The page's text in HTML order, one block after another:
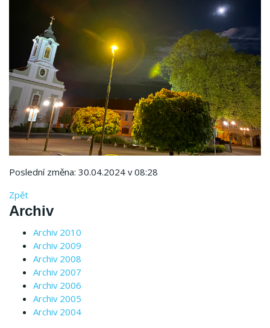
Poslední změna: 30.04.2024 v 08:28
Zpět
Archiv
Archiv 2010
Archiv 2009
Archiv 2008
Archiv 2007
Archiv 2006
Archiv 2005
Archiv 2004